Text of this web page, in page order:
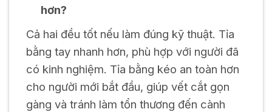
hơn?
Cả hai đều tốt nếu làm đúng kỹ thuật. Tỉa
bằng tay nhanh hơn, phù hợp với người đã
có kinh nghiệm. Tỉa bằng kéo an toàn hơn
cho người mới bắt đầu, giúp vết cắt gọn
gàng và tránh làm tổn thương đến cành